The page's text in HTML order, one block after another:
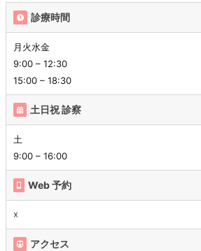
診療時間
月火水金
9:00 – 12:30
15:00 – 18:30
土日祝 診察
土
9:00 – 16:00
Web 予約
☓
アクセス